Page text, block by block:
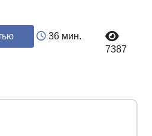
36 мин.
7387